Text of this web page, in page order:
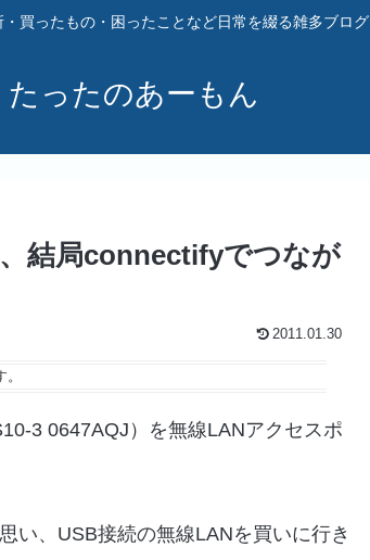
・買ったもの・困ったことなど日常を綴る雑多ブログ
たったのあーもん
結局connectifyでつなが
2011.01.30
3 0647AQJ）を無線LANアクセスポ
い、USB接続の無線LANを買いに行き